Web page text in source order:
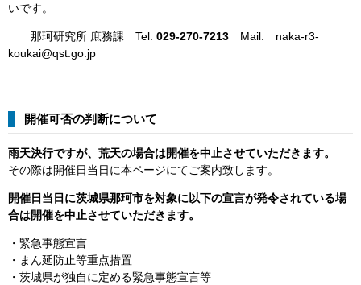
いです。
那珂研究所 庶務課 Tel. 029-270-7213 Mail: naka-r3-
koukai@qst.go.jp
開催可否の判断について
雨天決行ですが、荒天の場合は開催を中止させていただきます。
その際は開催日当日に本ページにてご案内致します。
開催日当日に茨城県那珂市を対象に以下の宣言が発令されている場
合は開催を中止させていただきます。
・緊急事態宣言
・まん延防止等重点措置
・茨城県が独自に定める緊急事態宣言等